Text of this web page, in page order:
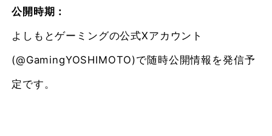
公開時期 ：
よしもとゲーミングの公式Xアカウント
(@GamingYOSHIMOTO)で随時公開情報を発信予
定です。